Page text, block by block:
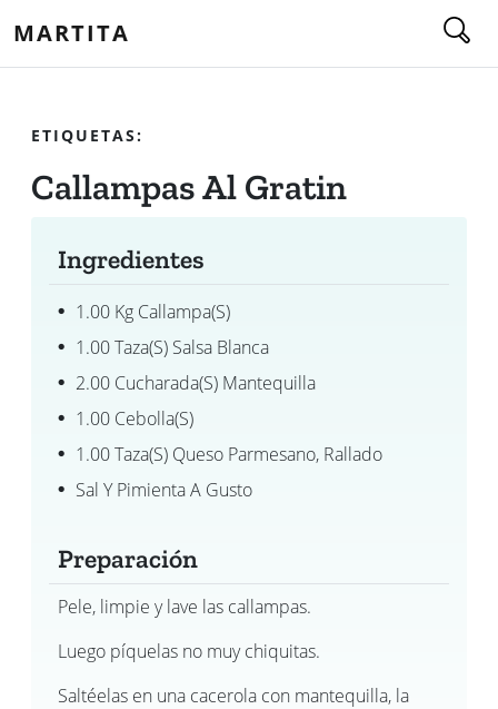
MARTITA
ETIQUETAS:
Callampas Al Gratin
Ingredientes
1.00 Kg Callampa(s)
1.00 Taza(s) Salsa Blanca
2.00 Cucharada(s) Mantequilla
1.00 Cebolla(s)
1.00 Taza(s) Queso Parmesano, Rallado
Sal Y Pimienta A Gusto
Preparación
Pele, limpie y lave las callampas.
Luego píquelas no muy chiquitas.
Saltéelas en una cacerola con mantequilla, la